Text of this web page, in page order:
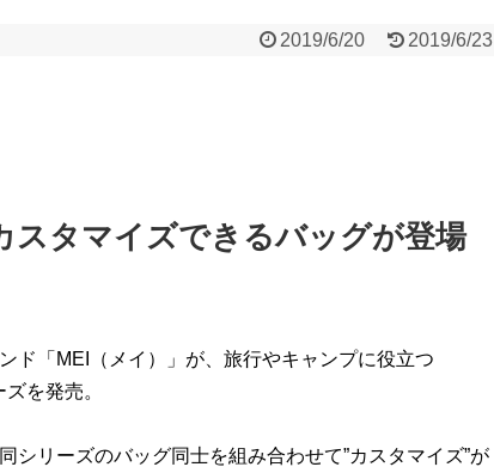
2019/6/20 2019/6/23
スタマイズできるバッグが登場
ド「MEI（メイ）」が、旅行やキャンプに役立つ
を発売。
シリーズのバッグ同士を組み合わせて”カスタマイズ”が